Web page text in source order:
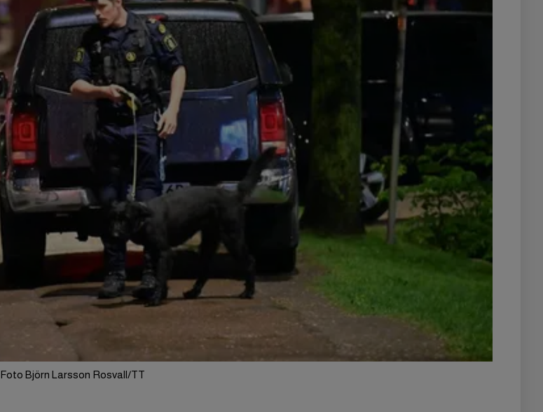
Foto Björn Larsson Rosvall/TT